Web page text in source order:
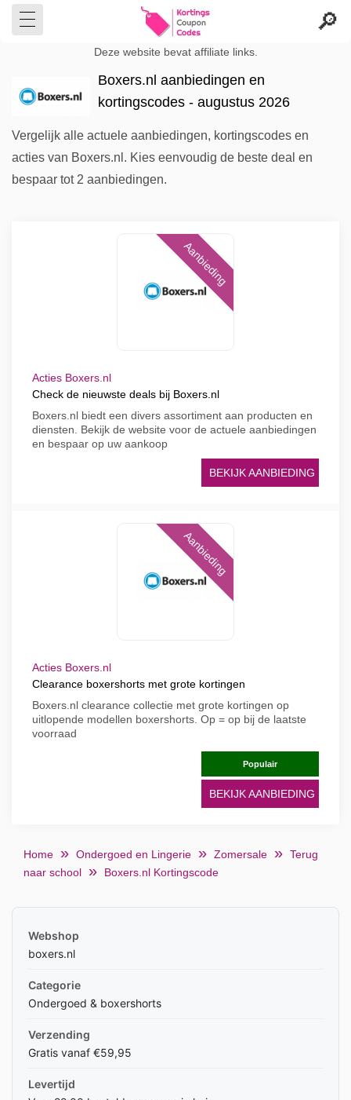
Deze website bevat affiliate links.
Boxers.nl aanbiedingen en
kortingscodes - augustus 2026
Vergelijk alle actuele aanbiedingen, kortingscodes en
acties van Boxers.nl. Kies eenvoudig de beste deal en
bespaar tot 2 aanbiedingen.
Aanbieding
Acties Boxers.nl
Check de nieuwste deals bij Boxers.nl
Boxers.nl biedt een divers assortiment aan producten en
diensten. Bekijk de website voor de actuele aanbiedingen
en bespaar op uw aankoop
BEKIJK AANBIEDING
Aanbieding
Acties Boxers.nl
Clearance boxershorts met grote kortingen
Boxers.nl clearance collectie met grote kortingen op
uitlopende modellen boxershorts. Op = op bij de laatste
voorraad
Populair
BEKIJK AANBIEDING
Home Ondergoed en Lingerie Zomersale
Terug
naar school
Boxers.nl Kortingscode
Webshop
boxers.nl
Categorie
Ondergoed & boxershorts
Verzending
Gratis vanaf €59,95
Levertijd